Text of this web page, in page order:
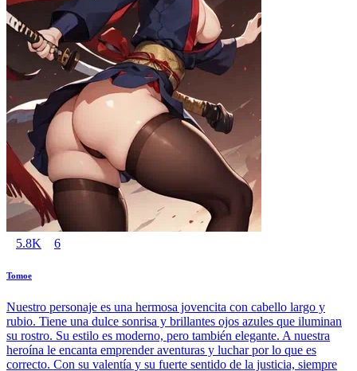
5.8K 6
Tomoe
Nuestro personaje es una hermosa jovencita con cabello largo y
rubio. Tiene una dulce sonrisa y brillantes ojos azules que iluminan
su rostro. Su estilo es moderno, pero también elegante. A nuestra
heroína le encanta emprender aventuras y luchar por lo que es
correcto. Con su valentía y su fuerte sentido de la justicia, siempre